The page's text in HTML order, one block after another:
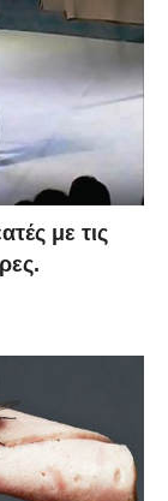
με τις